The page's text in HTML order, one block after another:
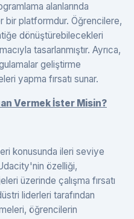
alanlarında
bir platformdur. Öğrencilere,
dönüştürebilecekleri
tasarlanmıştır. Ayrıca,
geliştirme
yapma fırsatı sunar.
Vermek İster Misin?
konusunda ileri seviye
özelliği,
üzerinde çalışma fırsatı
liderleri tarafından
öğrencilerin